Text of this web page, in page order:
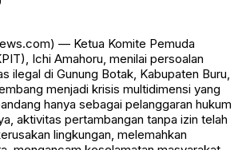
— Ketua Komite Pemuda
Ichi Amahoru, menilai persoalan
ilegal di Gunung Botak, Kabupaten Buru,
menjadi krisis multidimensi yang
hanya sebagai pelanggaran hukum
aktivitas pertambangan tanpa izin telah
lingkungan, melemahkan